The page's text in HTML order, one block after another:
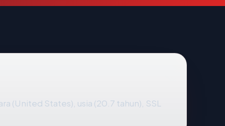
(United States), usia (20.7 tahun), SSL